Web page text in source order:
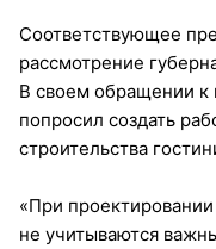
Соответствующее
рассмотрение
В своем обращении к
попросил создать
строительства
«При
не учитываются